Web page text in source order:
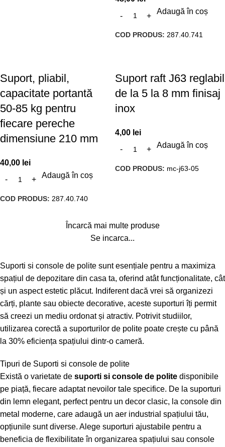
Adaugă în coș
COD PRODUS: 287.40.741
Suport, pliabil,
capacitate portantă
50-85 kg pentru
fiecare pereche
dimensiune 210 mm
40,00 lei
Adaugă în coș
COD PRODUS: 287.40.740
Suport raft J63 reglabil
de la 5 la 8 mm finisaj
inox
4,00 lei
Adaugă în coș
COD PRODUS: mc-j63-05
Încarcă mai multe produse
Se incarca...
Suporti si console de polite sunt esențiale pentru a maximiza
spațiul de depozitare din casa ta, oferind atât funcționalitate, cât
și un aspect estetic plăcut. Indiferent dacă vrei să organizezi
cărți, plante sau obiecte decorative, aceste suporturi îți permit
să creezi un mediu ordonat și atractiv. Potrivit studiilor,
utilizarea corectă a suporturilor de polite poate crește cu până
la 30% eficiența spațiului dintr-o cameră.
Tipuri de Suporti si console de polite
Există o varietate de suporti si console de polite disponibile
pe piață, fiecare adaptat nevoilor tale specifice. De la suporturi
din lemn elegant, perfect pentru un decor clasic, la console din
metal moderne, care adaugă un aer industrial spațiului tău,
opțiunile sunt diverse. Alege suporturi ajustabile pentru a
beneficia de flexibilitate în organizarea spațiului sau console